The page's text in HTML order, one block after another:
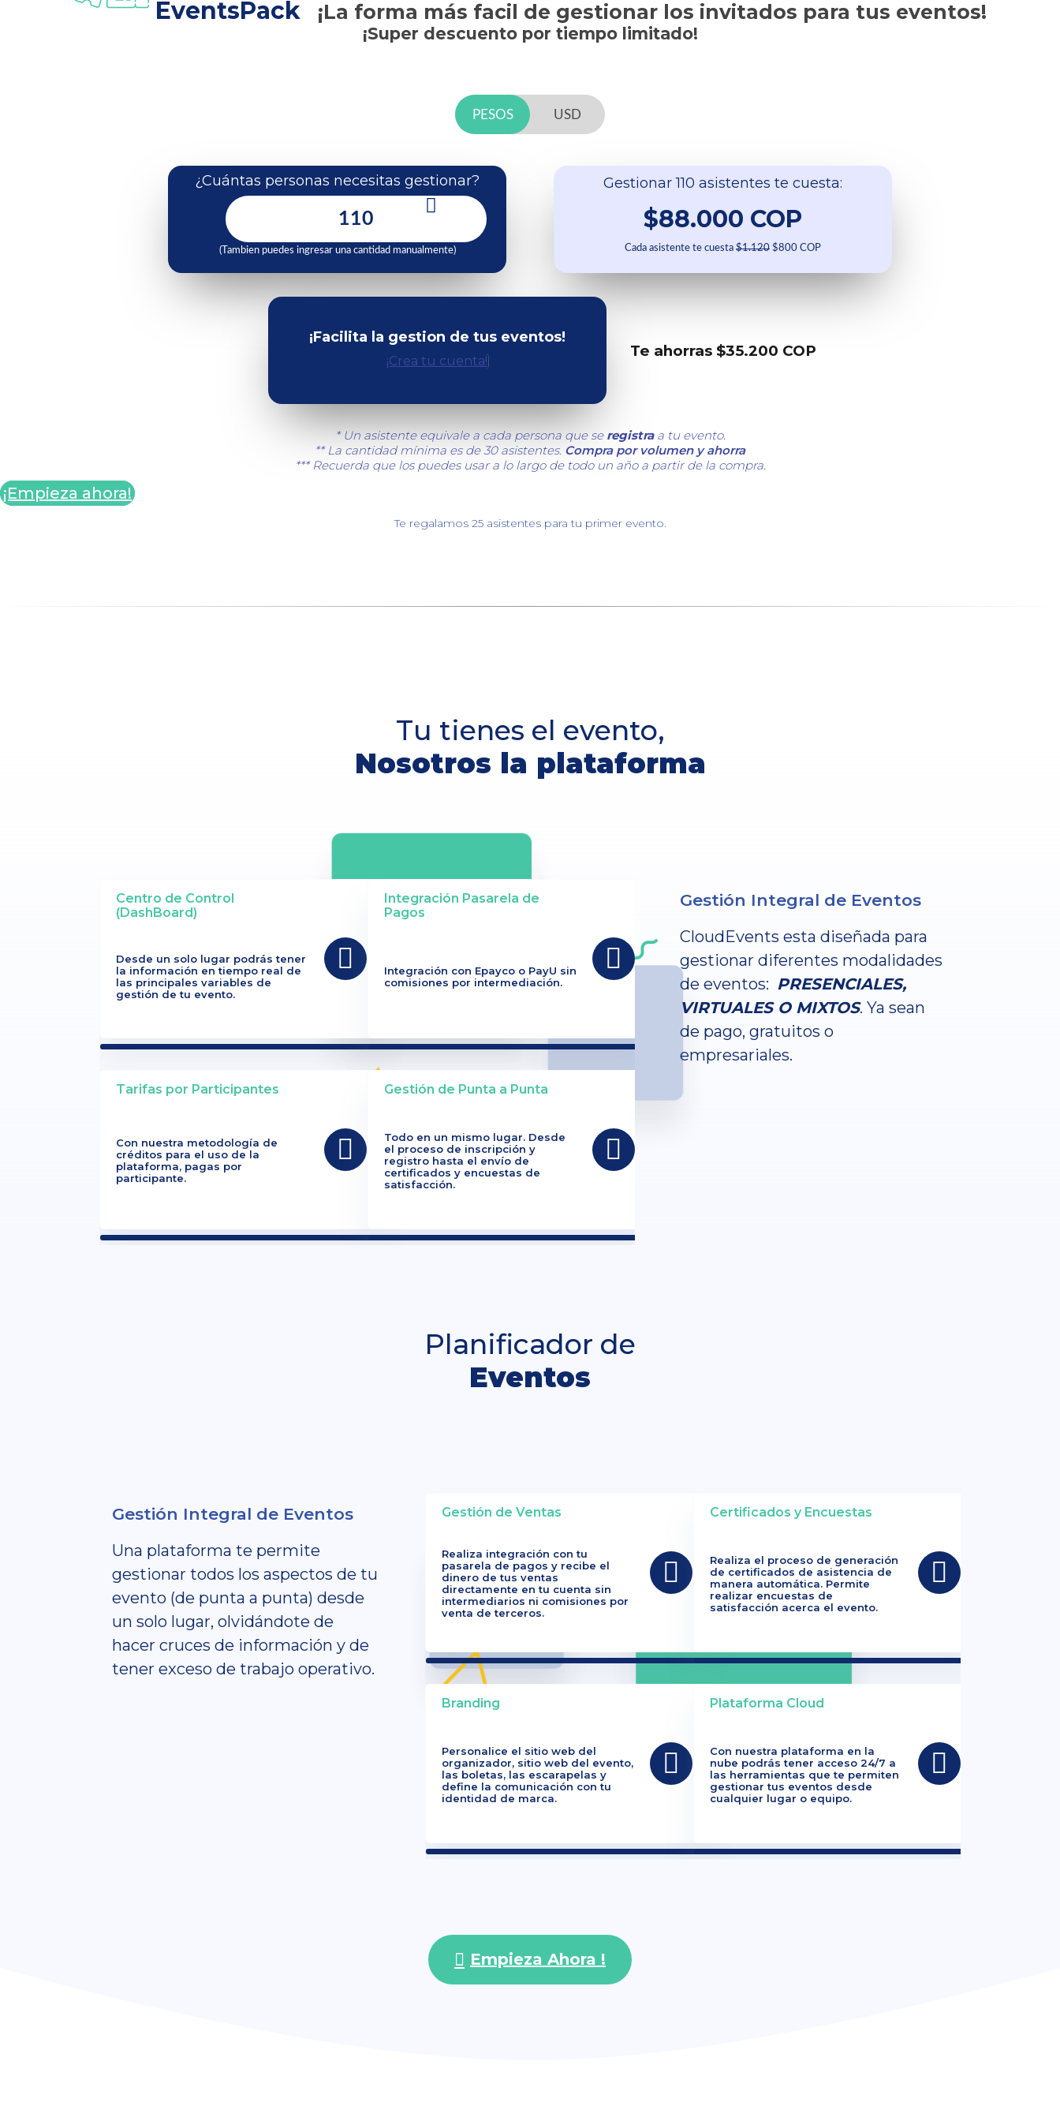
EventsPack ¡La forma más facil de gestionar los invitados para tus eventos!
¡Super descuento por tiempo limitado!
PESOS USD
¿Cuántas personas necesitas gestionar?
(Tambien puedes ingresar una cantidad manualmente)
Gestionar 110 asistentes te cuesta:
$88.000 COP
Cada asistente te cuesta $1.120 $800 COP
¡Facilita la gestion de tus eventos!
¡Crea tu cuenta!
Te ahorras $35.200 COP
* Un asistente equivale a cada persona que se registraa tu evento.
** La cantidad mínima es de 30 asistentes. Compra por volumen y ahorra
*** Recuerda que los puedes usar a lo largo de todo un año a partir de la compra.
¡Empieza ahora!
Te regalamos 25 asistentes para tu primer evento.
Tu tienes el evento,
Nosotros la plataforma
Centro de Control
(DashBoard)
Desde un solo lugar podrás tener
la información en tiempo real de
las principales variables de
gestión de tu evento.
Integración Pasarela de
Pagos
Integración con Epayco o PayU sin
comisiones por intermediación.
Tarifas por Participantes
Con nuestra metodología de
créditos para el uso de la
plataforma, pagas por
participante.
Gestión de Punta a Punta
Todo en un mismo lugar. Desde
el proceso de inscripción y
registro hasta el envío de
certificados y encuestas de
satisfacción.
Gestión Integral de Eventos
CloudEvents esta diseñada para
gestionar diferentes modalidades
de eventos: PRESENCIALES,
VIRTUALES O MIXTOS. Ya sean
de pago, gratuitos o
empresariales.
Planificador de
Eventos
Gestión de Ventas
Realiza integración con tu
pasarela de pagos y recibe el
dinero de tus ventas
directamente en tu cuenta sin
intermediarios ni comisiones por
venta de terceros.
Certificados y Encuestas
Realiza el proceso de generación
de certificados de asistencia de
manera automática. Permite
realizar encuestas de
satisfacción acerca el evento.
Branding
Personalice el sitio web del
organizador, sitio web del evento,
las boletas, las escarapelas y
define la comunicación con tu
identidad de marca.
Plataforma Cloud
Con nuestra plataforma en la
nube podrás tener acceso 24/7 a
las herramientas que te permiten
gestionar tus eventos desde
cualquier lugar o equipo.
Gestión Integral de Eventos
Una plataforma te permite
gestionar todos los aspectos de tu
evento (de punta a punta) desde
un solo lugar, olvidándote de
hacer cruces de información y de
tener exceso de trabajo operativo.
Empieza Ahora !